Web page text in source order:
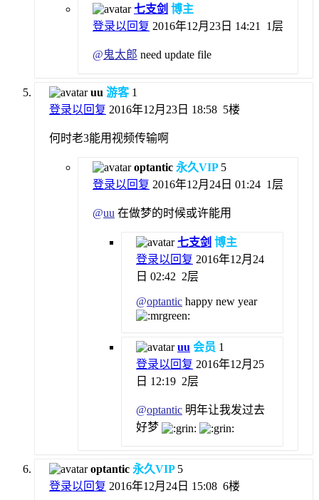
七支剑 博主
登录以回复 2016年12月23日 14:21 1层
@鬼太郎 need update file
uu 游客 1
登录以回复 2016年12月23日 18:58 5楼
何时老3能用视频传输啊
optantic 永久VIP 5
登录以回复 2016年12月24日 01:24 1层
@uu 在做梦的时候或许能用
七支剑 博主
登录以回复 2016年12月24
日 02:42 2层
@optantic happy new year
uu 会员 1
登录以回复 2016年12月25
日 12:19 2层
@optantic 明年让我发过去
好梦
optantic 永久VIP 5
登录以回复 2016年12月24日 15:08 6楼